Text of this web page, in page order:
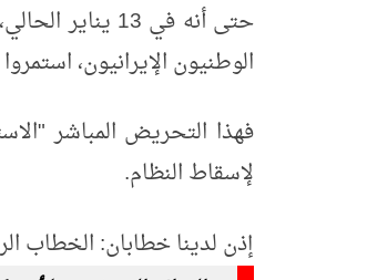
حتى أنه في 13
الوطنيون الإيرانيون،
فهذا التحريض المباشر
لإسقاط النظام.
إذن لدينا خطابان:الخطاب